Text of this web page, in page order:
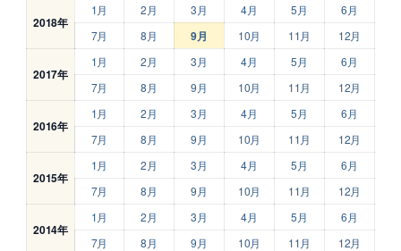
2018年
1月 2月 3月 4月 5月
6月
7月
8月 9月 10月 11月 12月
2017年
1月 2月 3月 4月 5月
6月
7月
8月 9月 10月 11月 12月
2016年
1月 2月 3月 4月 5月
6月
7月
8月 9月 10月 11月 12月
2015年
1月 2月 3月 4月 5月
6月
7月
8月 9月 10月 11月 12月
2014年
1月 2月 3月 4月 5月
6月
7月
8月 9月 10月 11月 12月